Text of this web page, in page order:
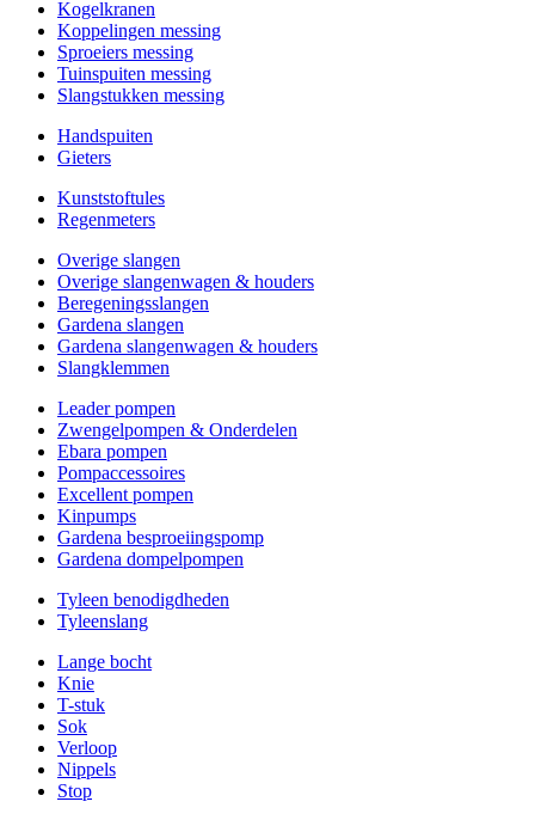
Kogelkranen
Koppelingen messing
Sproeiers messing
Tuinspuiten messing
Slangstukken messing
Handspuiten
Gieters
Kunststoftules
Regenmeters
Overige slangen
Overige slangenwagen & houders
Beregeningsslangen
Gardena slangen
Gardena slangenwagen & houders
Slangklemmen
Leader pompen
Zwengelpompen & Onderdelen
Ebara pompen
Pompaccessoires
Excellent pompen
Kinpumps
Gardena besproeiingspomp
Gardena dompelpompen
Tyleen benodigdheden
Tyleenslang
Lange bocht
Knie
T-stuk
Sok
Verloop
Nippels
Stop